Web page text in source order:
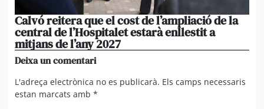
Calvó reitera que el cost de l’ampliació de la
central de l’Hospitalet estarà enllestit a
mitjans de l’any 2027
Deixa un comentari
L'adreça electrònica no es publicarà. Els camps necessaris
estan marcats amb *